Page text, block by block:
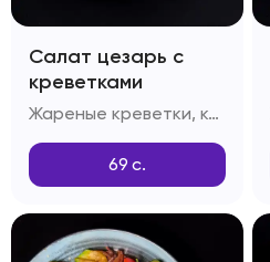
Салат цезарь с
креветками
Жареные креветки, капуста Пекинская, яйцо перепелиное, помидоры Черри, багет, сыр Пармезан, масло оливковое, соус Цезарь
69 с.